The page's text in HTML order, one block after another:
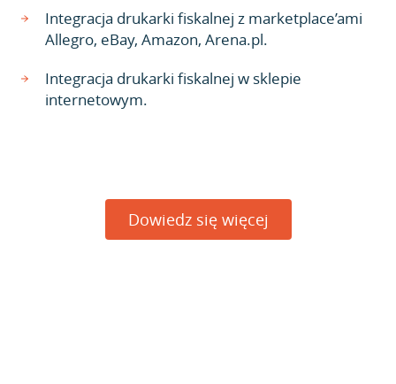
Integracja drukarki fiskalnej z marketplace’ami
Allegro, eBay, Amazon, Arena.pl.
Integracja drukarki fiskalnej w sklepie
internetowym.
Dowiedz się więcej